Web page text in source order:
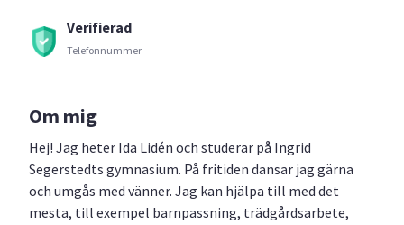
Verifierad
Telefonnummer
Om mig
Hej! Jag heter Ida Lidén och studerar på Ingrid
Segerstedts gymnasium. På fritiden dansar jag gärna
och umgås med vänner. Jag kan hjälpa till med det
mesta, till exempel barnpassning, trädgårdsarbete,